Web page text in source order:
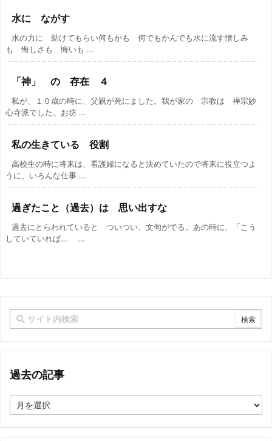
水に ながす
水の力に 助けてもらい何もかも 何でもかんでも水に流す憎しみ
も 悔しさも 悔いも ...
「神」 の 存在 ４
私が、１０歳の時に、父親が死にました。我が家の 宗教は 禅宗妙
心寺派でした。お坊 ...
私の生きている 役割
高校生の時に将来は、看護婦になると決めていたので将来に役立つよ
うに、いろんな仕事 ...
過ぎたこと（過去）は 思い出すな
過去にとらわれていると ついつい、文句がでる。あの時に、「こう
していていれば… ...
過去の記事
去
記